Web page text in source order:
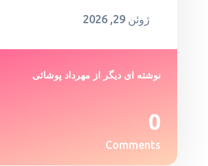
ژوئن 29, 2026
نوشته ای دیگر از مهرداد پوشائی
0
Comments